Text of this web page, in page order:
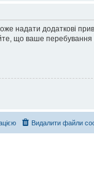
надати додаткові
що ваше
Видалити файли